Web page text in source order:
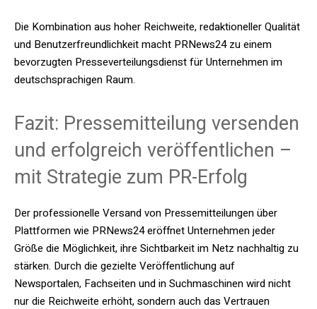
Die Kombination aus hoher Reichweite, redaktioneller Qualität
und Benutzerfreundlichkeit macht PRNews24 zu einem
bevorzugten Presseverteilungsdienst für Unternehmen im
deutschsprachigen Raum.
Fazit: Pressemitteilung versenden
und erfolgreich veröffentlichen –
mit Strategie zum PR-Erfolg
Der professionelle Versand von Pressemitteilungen über
Plattformen wie PRNews24 eröffnet Unternehmen jeder
Größe die Möglichkeit, ihre Sichtbarkeit im Netz nachhaltig zu
stärken. Durch die gezielte Veröffentlichung auf
Newsportalen, Fachseiten und in Suchmaschinen wird nicht
nur die Reichweite erhöht, sondern auch das Vertrauen